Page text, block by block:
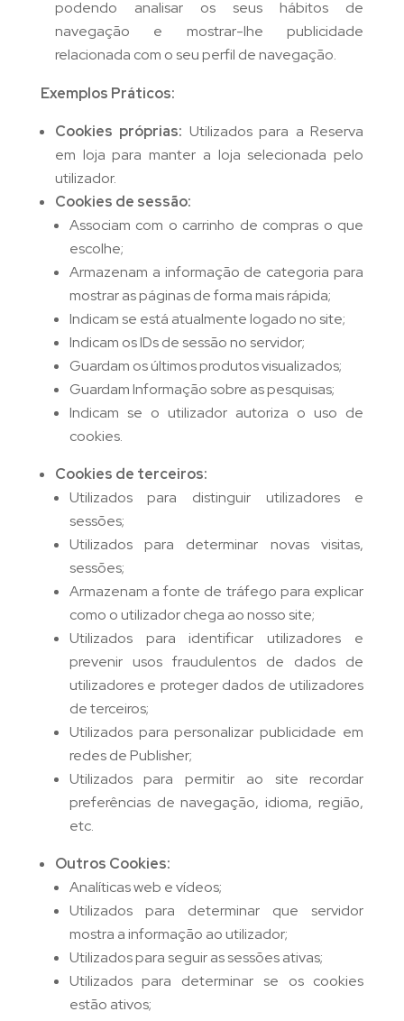
podendo analisar os seus hábitos de
navegação e mostrar-lhe publicidade
relacionada com o seu perfil de navegação.
Exemplos Práticos:
Cookies próprias: Utilizados para a Reserva
em loja para manter a loja selecionada pelo
utilizador.
Cookies de sessão:
Associam com o carrinho de compras o que
escolhe;
Armazenam a informação de categoria para
mostrar as páginas de forma mais rápida;
Indicam se está atualmente logado no site;
Indicam os IDs de sessão no servidor;
Guardam os últimos produtos visualizados;
Guardam Informação sobre as pesquisas;
Indicam se o utilizador autoriza o uso de
cookies.
Cookies de terceiros:
Utilizados para distinguir utilizadores e
sessões;
Utilizados para determinar novas visitas,
sessões;
Armazenam a fonte de tráfego para explicar
como o utilizador chega ao nosso site;
Utilizados para identificar utilizadores e
prevenir usos fraudulentos de dados de
utilizadores e proteger dados de utilizadores
de terceiros;
Utilizados para personalizar publicidade em
redes de Publisher;
Utilizados para permitir ao site recordar
preferências de navegação, idioma, região,
etc.
Outros Cookies:
Analíticas web e vídeos;
Utilizados para determinar que servidor
mostra a informação ao utilizador;
Utilizados para seguir as sessões ativas;
Utilizados para determinar se os cookies
estão ativos;